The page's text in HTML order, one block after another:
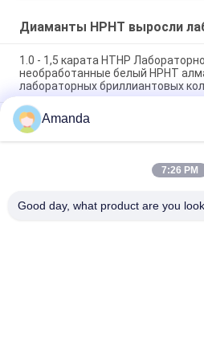
Диаманты HPHT выросли
1.0 - 1,5 карата HTHP
необработанные белый HPHT
лабораторных бриллиантовых
100% настоящий и твердость 10
лаборатория сделанный
лаборатория алмаз
5.0 - 6.0 карат D E F Цвет VS
Amanda
7:26 PM
Good day, what product are you